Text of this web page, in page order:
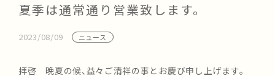
夏季は通常通り営業致します。
2023/08/09 ニュース
拝啓 晩夏の候、益々ご清祥の事とお慶び申し上げます。